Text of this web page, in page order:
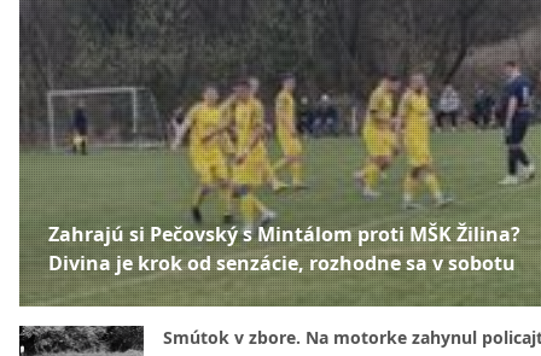
Zahrajú si Pečovský s Mintálom proti MŠK Žilina?
Divina je krok od senzácie, rozhodne sa v sobotu
Smútok v zbore. Na motorke zahynul